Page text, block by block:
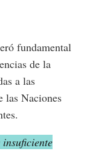
fundamental
de la
a las
las Naciones
insuficiente